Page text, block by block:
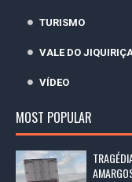
TURISMO
VALE DO
VÍDEO
MOST POPULAR